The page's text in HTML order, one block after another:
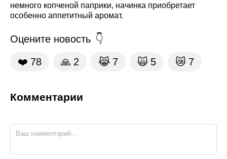
немного копченой паприки, начинка приобретает
особенно аппетитный аромат.
Оцените новость
❤️ 78 🙏 2 😹 7 🙀 5 😿 7
Комментарии